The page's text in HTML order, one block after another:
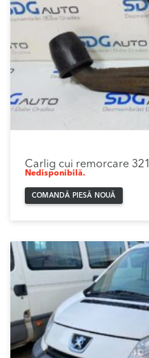
Carlig cui remorcare
Nedisponibilă.
COMANDĂ PIESĂ NOUĂ